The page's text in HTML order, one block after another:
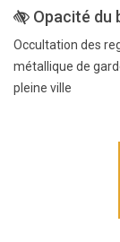
Opacité du
Occultation des
métallique de
pleine ville